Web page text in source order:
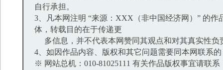
自行承担。
3、凡本网注明 “来源：XXX（非中国经济网）” 的作
体，转载目的在于传递更
多信息，并不代表本网赞同其观点和对其真实性负
4、如因作品内容、版权和其它问题需要同本网联系
※ 网站总机：010-81025111 有关作品版权事宜请联系